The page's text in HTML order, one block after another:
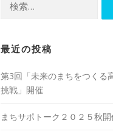
最近の投稿
第3回「未来のまちをつくる
挑戦」開催
まちサポトーク２０２５秋開